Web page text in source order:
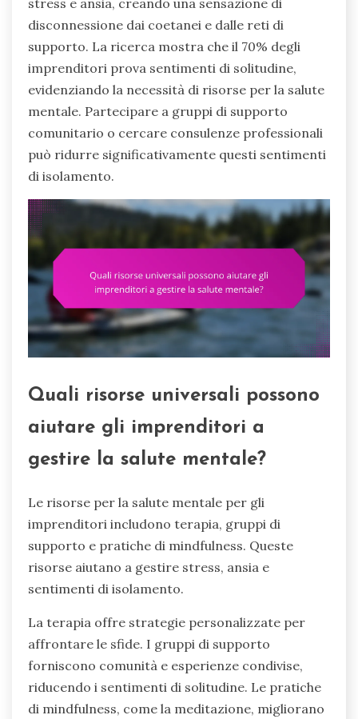
disconnessione dai coetanei e dalle reti di
supporto. La ricerca mostra che il 70% degli
imprenditori prova sentimenti di solitudine,
evidenziando la necessità di risorse per la salute
mentale. Partecipare a gruppi di supporto
comunitario o cercare consulenze professionali
può ridurre significativamente questi sentimenti
di isolamento.
Quali risorse universali possono
aiutare gli imprenditori a
gestire la salute mentale?
Le risorse per la salute mentale per gli
imprenditori includono terapia, gruppi di
supporto e pratiche di mindfulness. Queste
risorse aiutano a gestire stress, ansia e
sentimenti di isolamento.
La terapia offre strategie personalizzate per
affrontare le sfide. I gruppi di supporto
forniscono comunità e esperienze condivise,
riducendo i sentimenti di solitudine. Le pratiche
di mindfulness, come la meditazione, migliorano